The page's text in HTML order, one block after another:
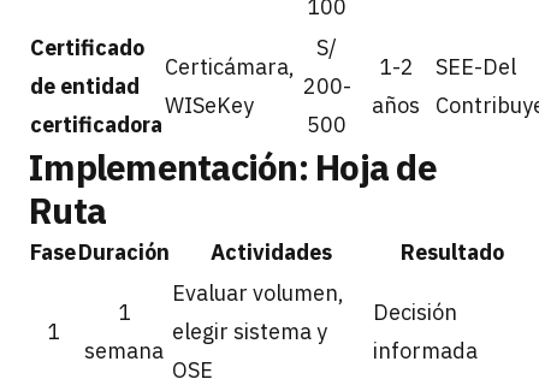
100
Certificado
de entidad
certificadora
Certicámara,
WISeKey
S/
200-
500
1-2
años
SEE-Del
Implementación: Hoja de
Ruta
FaseDuración Actividades Resultado
1
1
semana
Evaluar volumen,
elegir sistema y
OSE
Decisión
informada